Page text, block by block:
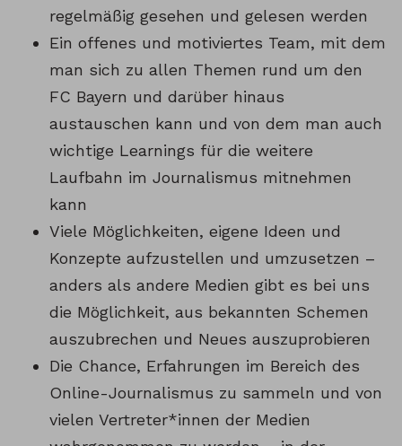
regelmäßig gesehen und gelesen werden
Ein offenes und motiviertes Team, mit dem
man sich zu allen Themen rund um den
FC Bayern und darüber hinaus
austauschen kann und von dem man auch
wichtige Learnings für die weitere
Laufbahn im Journalismus mitnehmen
kann
Viele Möglichkeiten, eigene Ideen und
Konzepte aufzustellen und umzusetzen –
anders als andere Medien gibt es bei uns
die Möglichkeit, aus bekannten Schemen
auszubrechen und Neues auszuprobieren
Die Chance, Erfahrungen im Bereich des
Online-Journalismus zu sammeln und von
vielen Vertreter*innen der Medien